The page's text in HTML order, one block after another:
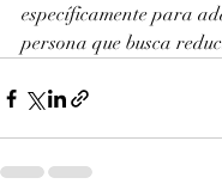
específicamente para
persona que busca